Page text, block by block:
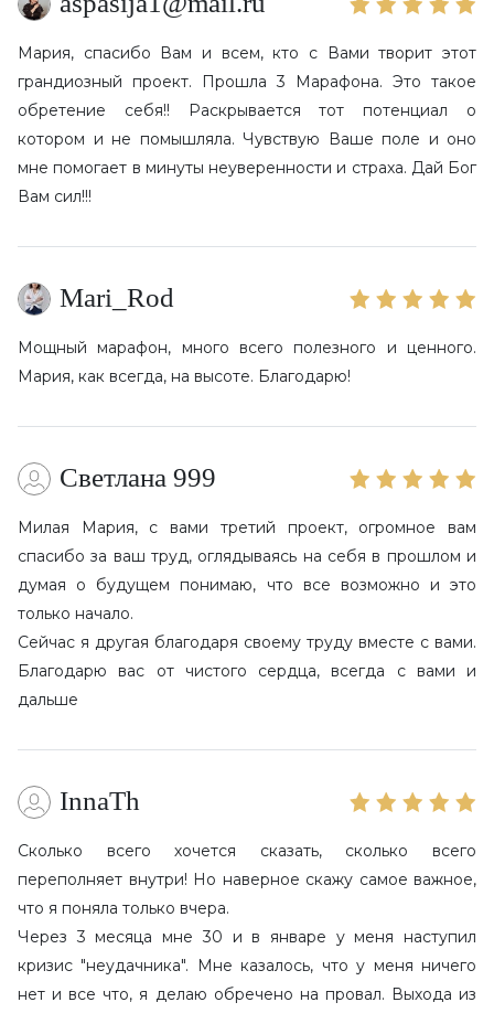
Мария, спасибо Вам и всем, кто с Вами творит этот
грандиозный проект. Прошла 3 Марафона. Это такое
обретение себя!! Раскрывается тот потенциал о
котором и не помышляла. Чувствую Ваше поле и оно
мне помогает в минуты неуверенности и страха. Дай Бог
Вам сил!!!
Mari_Rod
Мощный марафон, много всего полезного и ценного.
Мария, как всегда, на высоте. Благодарю!
Светлана 999
Милая Мария, с вами третий проект, огромное вам
спасибо за ваш труд, оглядываясь на себя в прошлом и
думая о будущем понимаю, что все возможно и это
только начало.
Сейчас я другая благодаря своему труду вместе с вами.
Благодарю вас от чистого сердца, всегда с вами и
дальше
InnaTh
Сколько всего хочется сказать, сколько всего
переполняет внутри! Но наверное скажу самое важное,
что я поняла только вчера.
Через 3 месяца мне 30 и в январе у меня наступил
кризис "неудачника". Мне казалось, что у меня ничего
нет и все что, я делаю обречено на провал. Выхода из